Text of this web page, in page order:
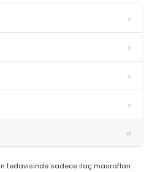
tedavisinde sadece ilaç masrafları